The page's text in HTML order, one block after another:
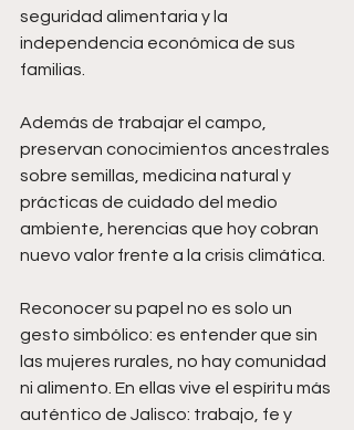
seguridad alimentaria y la
independencia económica de sus
familias.
Además de trabajar el campo,
preservan conocimientos ancestrales
sobre semillas, medicina natural y
prácticas de cuidado del medio
ambiente, herencias que hoy cobran
nuevo valor frente a la crisis climática.
Reconocer su papel no es solo un
gesto simbólico: es entender que sin
las mujeres rurales, no hay comunidad
ni alimento. En ellas vive el espíritu más
auténtico de Jalisco: trabajo, fe y